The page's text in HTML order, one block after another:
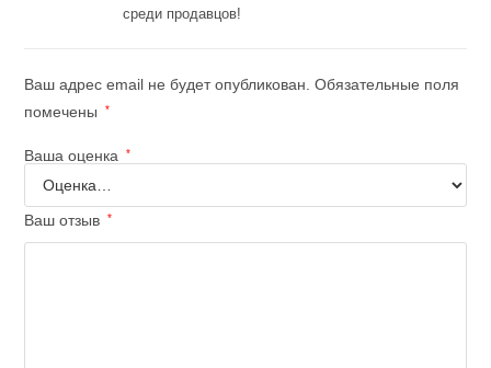
среди продавцов!
Ваш адрес email не будет опубликован. Обязательные поля
помечены
*
Ваша оценка *
Ваш отзыв *